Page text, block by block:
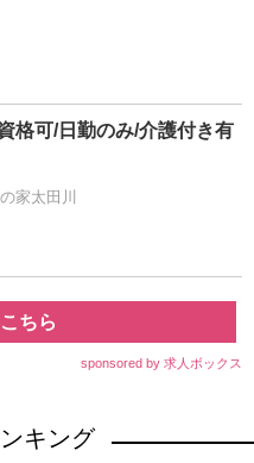
格可/日勤のみ/介護付き有
家太田川
ちら
sponsored by 求人ボックス
キング